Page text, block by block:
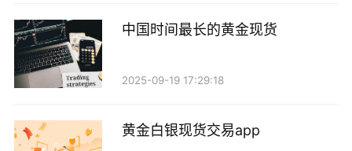
通过这些信息登录平台进行交易。
四、资金入金
多数平台支持多种入金方式，包括银行转账、信用卡、
中国时间最长的黄金现货
2025-09-19 17:29:18
黄金白银现货交易app